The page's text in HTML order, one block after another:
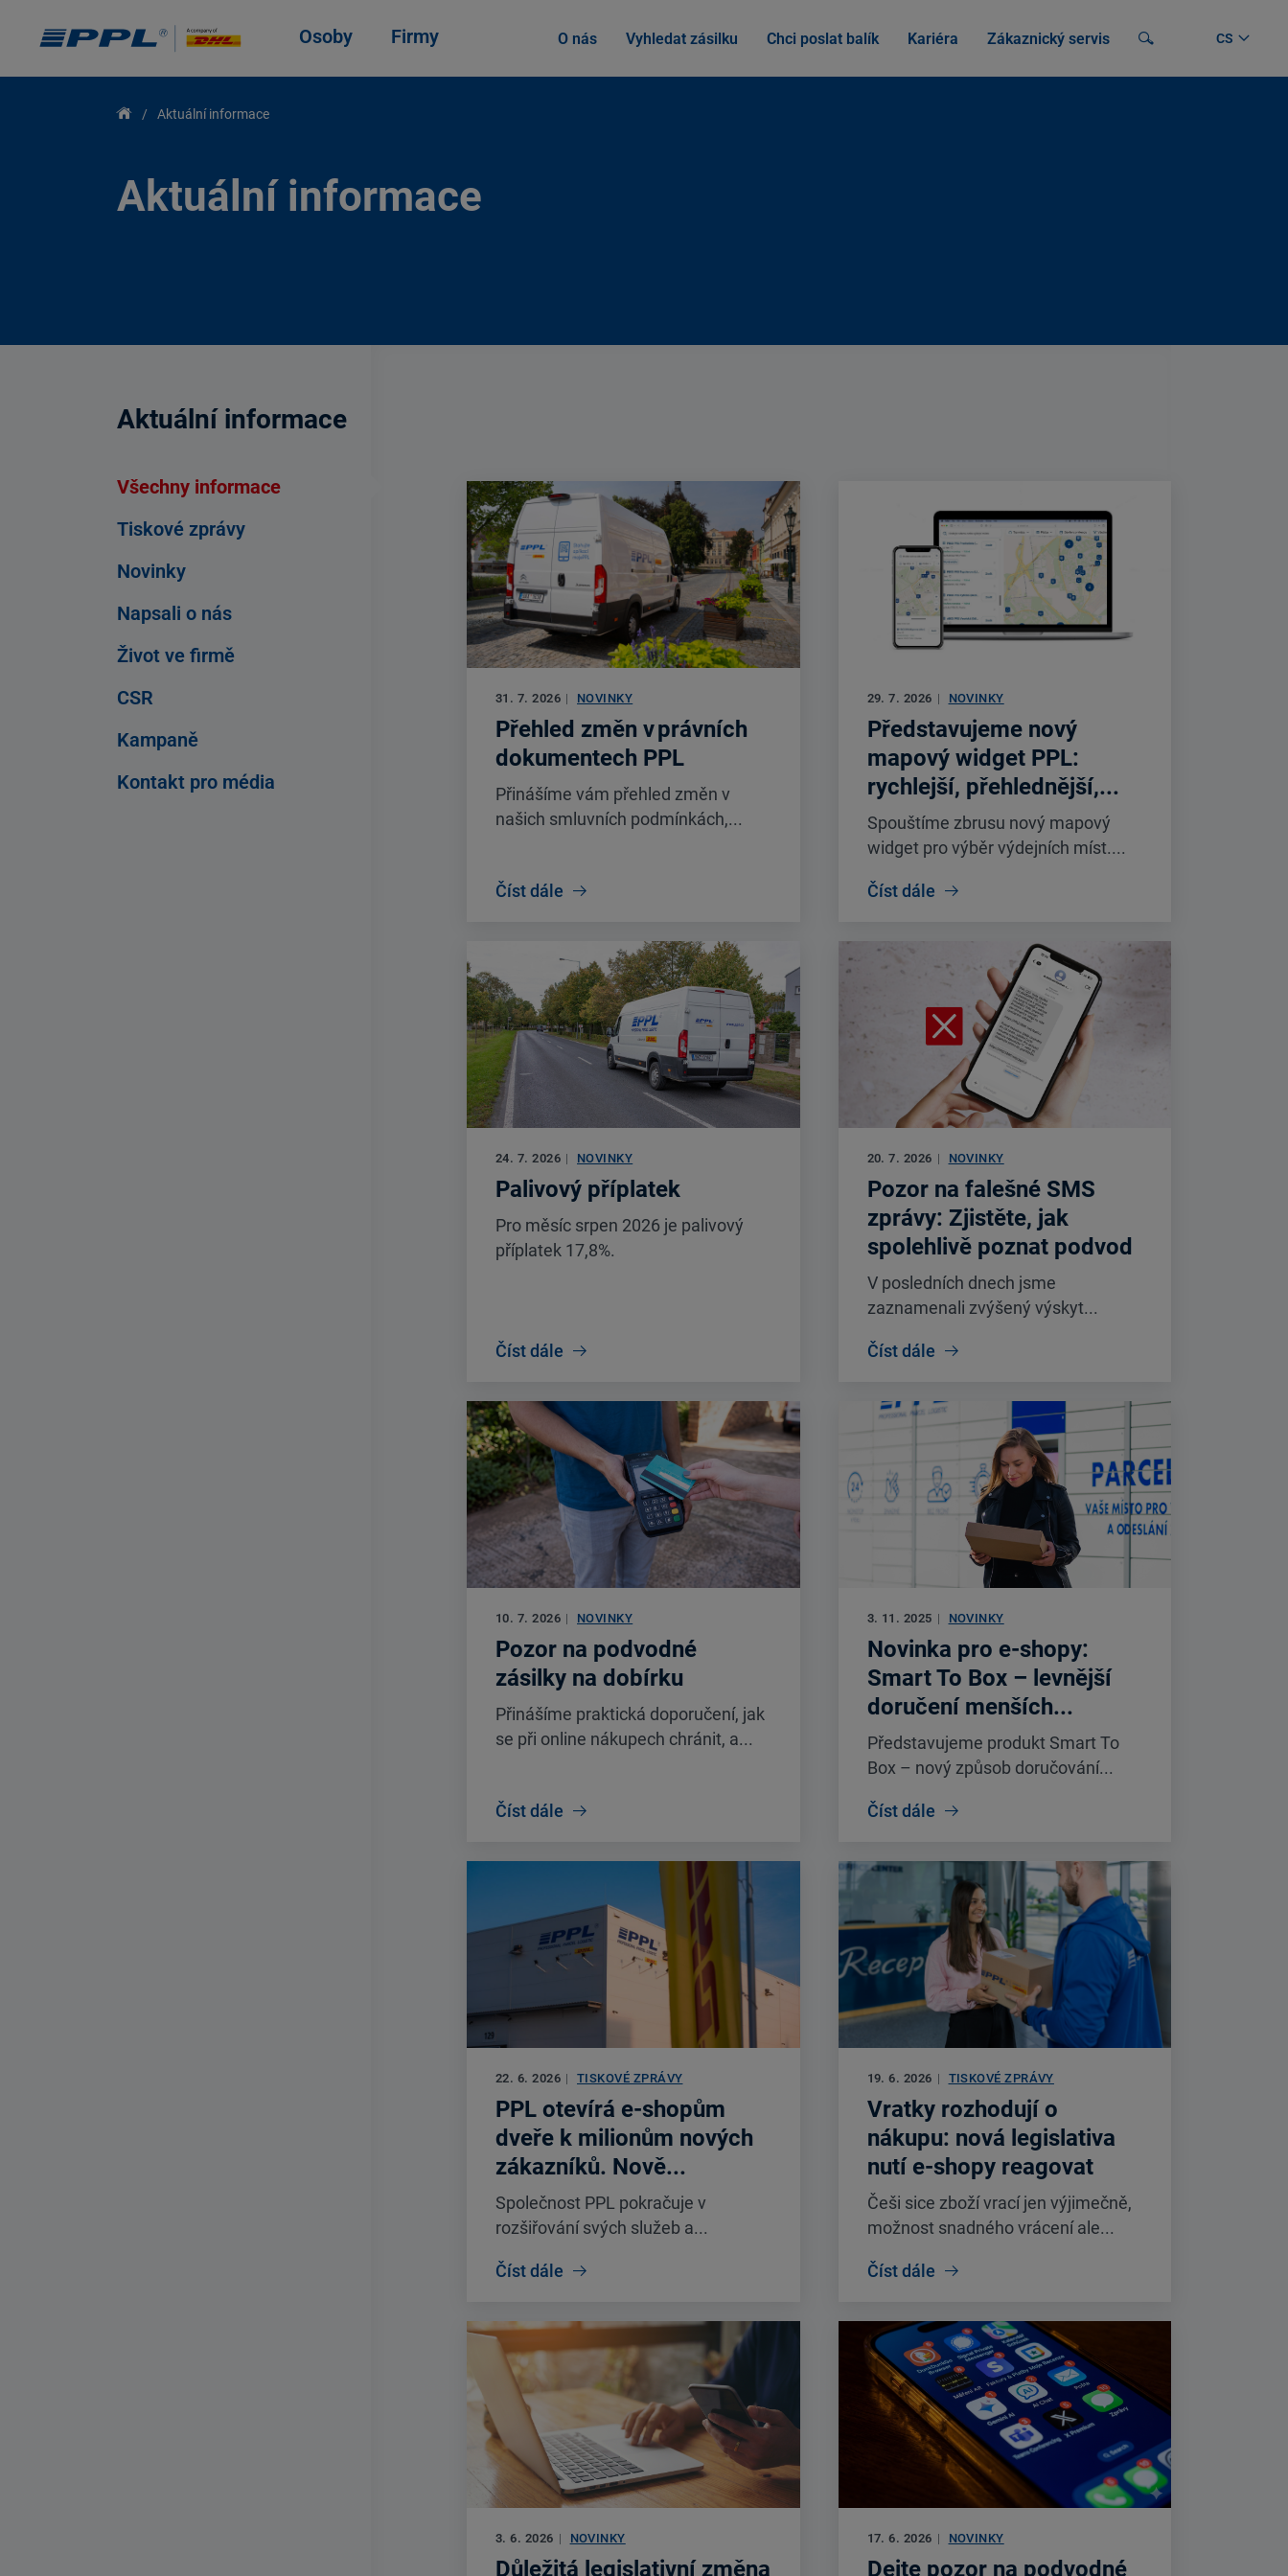
Osoby Firmy O nás Vyhledat zásilku Chci poslat balík Kariéra Zákaznický servis
Vyhledávání
Aktuální informace
Aktuální informace
Aktuální informace
Všechny informace
Tiskové zprávy
Novinky
Napsali o nás
Život ve firmě
CSR
Kampaně
Kontakt pro média
31. 7. 2026 | NOVINKY
Přehled změn v právních
dokumentech PPL
Přinášíme vám přehled změn v
našich smluvních podmínkách,...
Číst dále
29. 7. 2026 | NOVINKY
Představujeme nový
mapový widget PPL:
rychlejší, přehlednější,...
Spouštíme zbrusu nový mapový
widget pro výběr výdejních míst....
Číst dále
24. 7. 2026 | NOVINKY
Palivový příplatek
Pro měsíc srpen 2026 je palivový
příplatek 17,8%.
Číst dále
20. 7. 2026 | NOVINKY
Pozor na falešné SMS
zprávy: Zjistěte, jak
spolehlivě poznat podvod
V posledních dnech jsme
zaznamenali zvýšený výskyt...
Číst dále
10. 7. 2026 | NOVINKY
Pozor na podvodné
zásilky na dobírku
Přinášíme praktická doporučení, jak
se při online nákupech chránit, a...
Číst dále
3. 11. 2025 | NOVINKY
Novinka pro e-shopy:
Smart To Box – levnější
doručení menších...
Představujeme produkt Smart To
Box – nový způsob doručování...
Číst dále
22. 6. 2026 | TISKOVÉ ZPRÁVY
PPL otevírá e-shopům
dveře k milionům nových
zákazníků. Nově...
Společnost PPL pokračuje v
rozšiřování svých služeb a...
Číst dále
19. 6. 2026 | TISKOVÉ ZPRÁVY
Vratky rozhodují o
nákupu: nová legislativa
nutí e-shopy reagovat
Češi sice zboží vrací jen výjimečně,
možnost snadného vrácení ale...
Číst dále
3. 6. 2026 | NOVINKY
Důležitá legislativní změna
17. 6. 2026 | NOVINKY
Dejte pozor na podvodné